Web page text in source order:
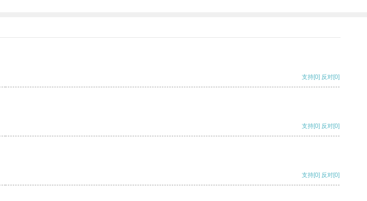
支持[0] 反对[0]
支持[0] 反对[0]
支持[0] 反对[0]